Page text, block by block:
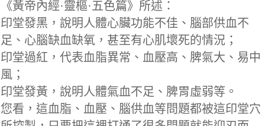
《黃帝內經·靈樞·五色篇》所述：
印堂發黑，說明人體心臟功能不佳、腦部供血不
足、心腦缺血缺氧，甚至有心肌壞死的情況；
印堂過紅，代表血脂異常、血壓高、脾氣大、易中
風；
印堂發黃，說明人體氣血不足、脾胃虛弱等。
您看，這血脂、血壓、腦供血等問題都被這印堂穴